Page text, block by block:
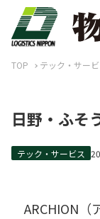
TOP テック・サー
日野・ふそ
テック・サービス
ARCHION（